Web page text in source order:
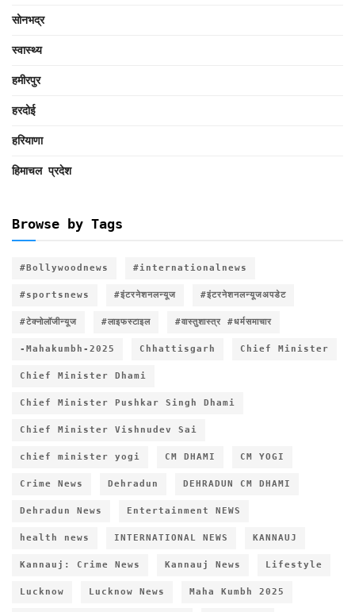
सोनभद्र
स्वास्थ्य
हमीरपुर
हरदोई
हरियाणा
हिमाचल प्रदेश
Browse by Tags
#Bollywoodnews #internationalnews
#sportsnews #इंटरनेशनलन्यूज #इंटरनेशनलन्यूजअपडेट
#टेक्नोलॉजीन्यूज #लाइफस्टाइल #वास्तुशास्त्र #धर्मसमाचार
-Mahakumbh-2025 Chhattisgarh Chief Minister
Chief Minister Dhami
Chief Minister Pushkar Singh Dhami
Chief Minister Vishnudev Sai
chief minister yogi CM DHAMI CM YOGI
Crime News Dehradun DEHRADUN CM DHAMI
Dehradun News Entertainment NEWS
health news INTERNATIONAL NEWS KANNAUJ
Kannauj: Crime News Kannauj News Lifestyle
Lucknow Lucknow News Maha Kumbh 2025